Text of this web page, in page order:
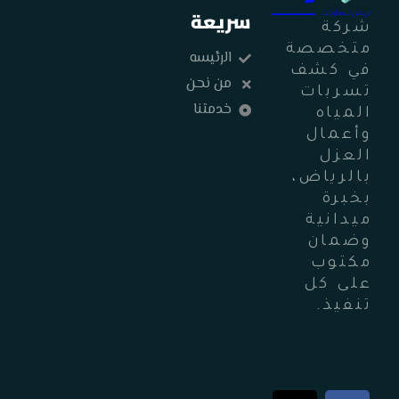
شركة
متخصصة
في كشف
تسربات
المياه
وأعمال
العزل
بالرياض،
بخبرة
ميدانية
وضمان
مكتوب
على كل
تنفيذ.
سريعة
الرئيسه
من نحن
خدمتنا